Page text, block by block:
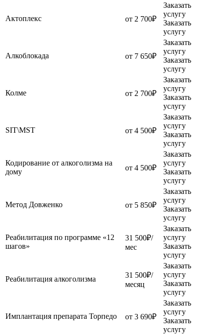
Актоплекс от 2 700₽
Заказать
услугу
Заказать
услугу
Алкоблокада от 7 650₽
Заказать
услугу
Заказать
услугу
Колме от 2 700₽
Заказать
услугу
Заказать
услугу
SIT\MST от 4 500₽
Заказать
услугу
Заказать
услугу
Кодирование от алкоголизма на
дому
от 4 500₽
Заказать
услугу
Заказать
услугу
Метод Довженко от 5 850₽
Заказать
услугу
Заказать
услугу
Реабилитация по программе «12
шагов»
31 500₽/
мес
Заказать
услугу
Заказать
услугу
Реабилитация алкоголизма
31 500₽/
месяц
Заказать
услугу
Заказать
услугу
Имплантация препарата Торпедо от 3 690₽
Заказать
услугу
Заказать
услугу